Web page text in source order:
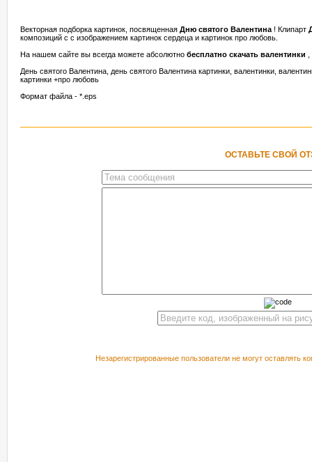
Векторная подборка картинок, посвященная Дню святого Валентина ! Клипарт
композиций с с изображением картинок сердеца и картинок про любовь.
На нашем сайте вы всегда можете абсолютно бесплатно скачать валентинки
День святого Валентина, день святого Валентина картинки, валентинки,
картинки +про любовь
Формат файла - *.eps
ОСТАВЬТЕ СВОЙ
Незарегистрированные пользователи не могут оставлять